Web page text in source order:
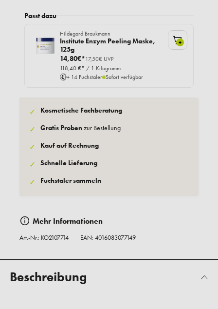
Passt dazu
Hildegard Braukmann
Institute Enzym Peeling Maske,
125g
14,80€*17,50€ UVP
118,40 €* / 1 Kilogramm
+ 14 Fuchstaler Sofort verfügbar
+
✓ Kosmetische Fachberatung
✓ Gratis Probenzur Bestellung
✓ Kauf auf Rechnung
✓ Schnelle Lieferung
✓ Fuchstaler sammeln
Mehr Informationen
Art.-Nr.: KO2107714 EAN: 4016083077149
Beschreibung